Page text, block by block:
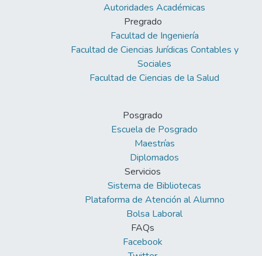
Autoridades Académicas
Pregrado
Facultad de Ingeniería
Facultad de Ciencias Jurídicas Contables y
Sociales
Facultad de Ciencias de la Salud
Posgrado
Escuela de Posgrado
Maestrías
Diplomados
Servicios
Sistema de Bibliotecas
Plataforma de Atención al Alumno
Bolsa Laboral
FAQs
Facebook